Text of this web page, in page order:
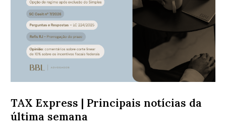
TAX Express | Principais notícias da
última semana